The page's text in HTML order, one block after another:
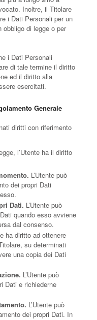
Inoltre, il Titolare
i Dati Personali per un
obbligo di legge o per
i Dati Personali
di tale termine il diritto
ed il diritto alla
esercitati.
Generale
diritti con riferimento
l’Utente ha il diritto
L’Utente può
dei propri Dati
Dati. L’Utente può
quando esso avviene
dal consenso.
ha diritto ad ottenere
su determinati
una copia dei Dati
L’Utente può
Dati e richiederne
L’Utente può
dei propri Dati. In